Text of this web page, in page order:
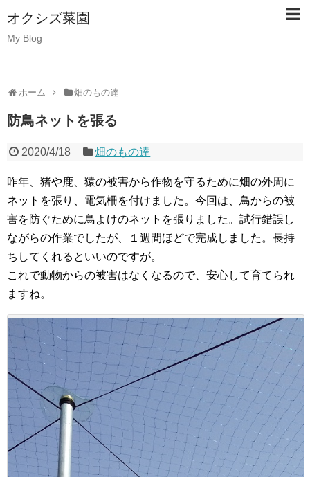
オクシズ菜園
My Blog
ホーム 畑のもの達
防鳥ネットを張る
2020/4/18 畑のもの達
昨年、猪や鹿、猿の被害から作物を守るために畑の外周に
ネットを張り、電気柵を付けました。今回は、鳥からの被
害を防ぐために鳥よけのネットを張りました。試行錯誤し
ながらの作業でしたが、１週間ほどで完成しました。長持
ちしてくれるといいのですが。
これで動物からの被害はなくなるので、安心して育てられ
ますね。